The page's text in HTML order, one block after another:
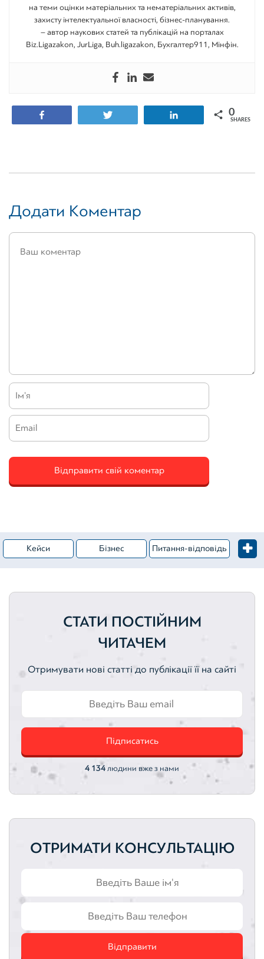
на теми оцінки матеріальних та нематеріальних активів,
захисту інтелектуальної власності, бізнес-планування.
– автор наукових статей та публікацій на порталах
Biz.Ligazakon, JurLiga, Buh.ligazakon, Бухгалтер911, Мінфін.
0
SHARES
Додати Коментар
Кейси Бізнес Питання-відповідь
Оцінка активів
Земельні ділянки Нематеріальні активи
Автотранспортні засоби
Оцінка акцій Оцінка облігацій
СТАТИ ПОСТІЙНИМ
ЧИТАЧЕМ
Отримувати нові статті до публікації її на сайті
Підписатись
4 134 людини вже з нами
ОТРИМАТИ КОНСУЛЬТАЦІЮ
Відправити